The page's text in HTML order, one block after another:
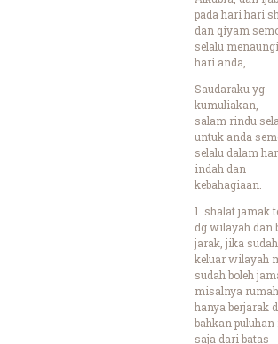
pada hari hari
dan qiyam
selalu
hari anda,
Saudaraku yg
kumuliakan,
salam rindu
untuk anda
selalu dalam
indah dan
kebahagiaan.
1. shalat jamak
dg wilayah dan
jarak, jika sudah
keluar wilayah
sudah boleh
misalnya
hanya berjarak
bahkan puluhan
saja dari batas